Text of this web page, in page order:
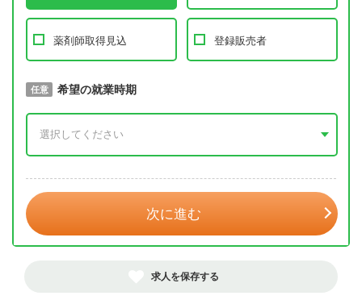
薬剤師取得見込 登録販売者
必須 取得予定年
任意 希望の就業時期
次に進む
求人を保存する